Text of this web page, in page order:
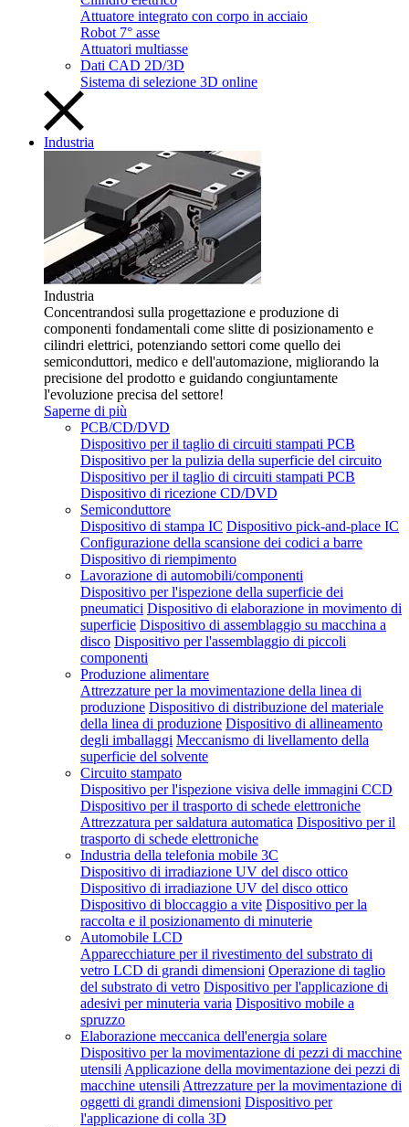
Attuatore integrato con corpo in acciaio
Robot 7° asse
Attuatori multiasse
Dati CAD 2D/3D
Sistema di selezione 3D online
Industria
Industria
Concentrandosi sulla progettazione e produzione di
componenti fondamentali come slitte di posizionamento e
cilindri elettrici, potenziando settori come quello dei
semiconduttori, medico e dell'automazione, migliorando la
precisione del prodotto e guidando congiuntamente
l'evoluzione precisa del settore!
Saperne di più
PCB/CD/DVD
Dispositivo per il taglio di circuiti stampati PCB
Dispositivo per la pulizia della superficie del circuito
Dispositivo per il taglio di circuiti stampati PCB
Dispositivo di ricezione CD/DVD
Semiconduttore
Dispositivo di stampa IC Dispositivo pick-and-place IC
Configurazione della scansione dei codici a barre
Dispositivo di riempimento
Lavorazione di automobili/componenti
Dispositivo per l'ispezione della superficie dei
pneumatici Dispositivo di elaborazione in movimento di
superficie Dispositivo di assemblaggio su macchina a
disco Dispositivo per l'assemblaggio di piccoli
componenti
Produzione alimentare
Attrezzature per la movimentazione della linea di
produzione Dispositivo di distribuzione del materiale
della linea di produzione Dispositivo di allineamento
degli imballaggi Meccanismo di livellamento della
superficie del solvente
Circuito stampato
Dispositivo per l'ispezione visiva delle immagini CCD
Dispositivo per il trasporto di schede elettroniche
Attrezzatura per saldatura automatica Dispositivo per il
trasporto di schede elettroniche
Industria della telefonia mobile 3C
Dispositivo di irradiazione UV del disco ottico
Dispositivo di irradiazione UV del disco ottico
Dispositivo di bloccaggio a vite Dispositivo per la
raccolta e il posizionamento di minuterie
Automobile LCD
Apparecchiature per il rivestimento del substrato di
vetro LCD di grandi dimensioni Operazione di taglio
del substrato di vetro Dispositivo per l'applicazione di
adesivi per minuteria varia Dispositivo mobile a
spruzzo
Elaborazione meccanica dell'energia solare
Dispositivo per la movimentazione di pezzi di macchine
utensili Applicazione della movimentazione dei pezzi di
macchine utensili Attrezzature per la movimentazione di
oggetti di grandi dimensioni Dispositivo per
l'applicazione di colla 3D